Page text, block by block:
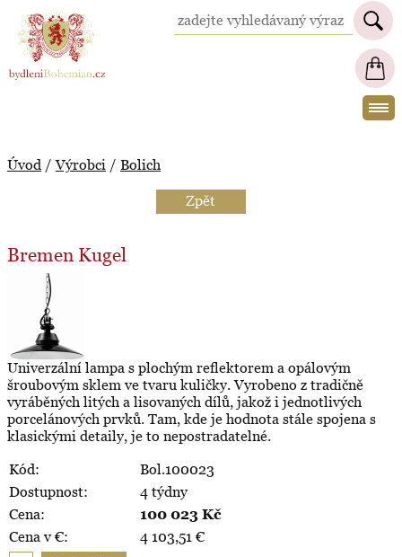
BydleniBohemian.cz
Úvod /Výrobci / Bolich
Zpět
Bremen Kugel
Univerzální lampa s plochým reflektorem a opálovým
šroubovým sklem ve tvaru kuličky. Vyrobeno z tradičně
vyráběných litých a lisovaných dílů, jakož i jednotlivých
porcelánových prvků. Tam, kde je hodnota stále spojena s
klasickými detaily, je to nepostradatelné.
Kód:
Bol.100023
Dostupnost:
4 týdny
Cena:
100 023 Kč
Cena v €:
4 103,51 €